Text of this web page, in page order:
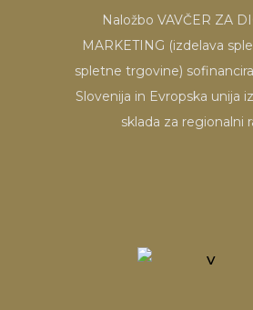
Naložbo VAVČER ZA
MARKETING (izdelava
spletne trgovine)
Slovenija in Evropska unija
sklada za regionalni